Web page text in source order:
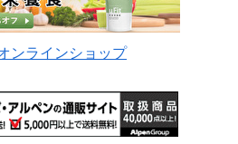
ンラインショップ